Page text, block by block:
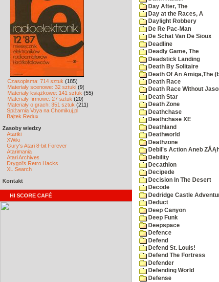
Czasopisma: 714 sztuk (185)
Materiały scenowe: 32 sztuki (9)
Materiały książkowe: 141 sztuk (55)
Materiały firmowe: 27 sztuk (20)
Materiały o grach: 351 sztuk (211)
Spiżarnia Voya na Chomikuj.pl
Bajtek Redux
Zasoby wiedzy
Atariki
XWiki
Gury's Atari 8-bit Forever
Atarimania
Atari Archives
Drygol's Retro Hacks
XL Search
Kontakt
HI SCORE CAFÉ
Day After, The
Day at the Races, A
Daylight Robbery
De Re Pac-Man
De Schat Van De Sioux
Deadline
Deadly Game, The
Deadstick Landing
Death By Solitaire
Death Of An Amiga,The
Death Race
Death Race Without
Death Star
Death Zone
Deathchase
Deathchase XE
Deathland
Deathworld
Deathzone
Debil's Action Aneb
Debility
Decathlon
Decipede
Decision In The Desert
Decode
Dedridge Castle
Deduct
Deep Canyon
Deep Funk
Deepspace
Defence
Defend
Defend St. Louis!
Defend The Fortress
Defender
Defending World
Defense